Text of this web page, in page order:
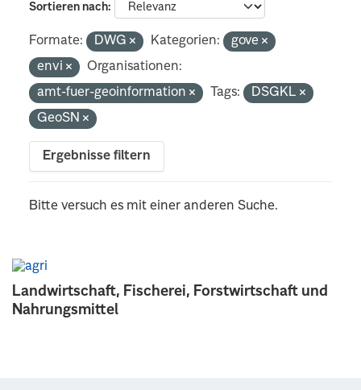
Landwirtschaft, Fischerei, Forstwirtschaft und
Nahrungsmittel
Sortieren nach
Formate: DWG Kategorien:
gove
envi
Organisationen:
amt-fuer-geoinformation
Tags:
DSGKL
GeoSN
Ergebnisse filtern
Bitte versuch es mit einer anderen Suche.